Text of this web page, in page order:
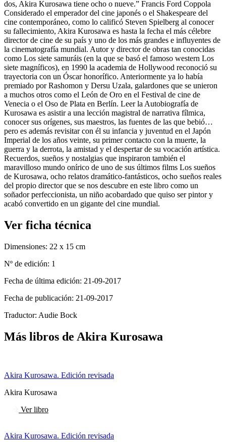
dos, Akira Kurosawa tiene ocho o nueve.” Francis Ford Coppola
Considerado el emperador del cine japonés o el Shakespeare del
cine contemporáneo, como lo calificó Steven Spielberg al conocer
su fallecimiento, Akira Kurosawa es hasta la fecha el más célebre
director de cine de su país y uno de los más grandes e influyentes de
la cinematografía mundial. Autor y director de obras tan conocidas
como Los siete samuráis (en la que se basó el famoso western Los
siete magníficos), en 1990 la academia de Hollywood reconoció su
trayectoria con un Óscar honorífico. Anteriormente ya lo había
premiado por Rashomon y Dersu Uzala, galardones que se unieron
a muchos otros como el León de Oro en el Festival de cine de
Venecia o el Oso de Plata en Berlín. Leer la Autobiografía de
Kurosawa es asistir a una lección magistral de narrativa fílmica,
conocer sus orígenes, sus maestros, las fuentes de las que bebió…
pero es además revisitar con él su infancia y juventud en el Japón
Imperial de los años veinte, su primer contacto con la muerte, la
guerra y la derrota, la amistad y el despertar de su vocación artística.
Recuerdos, sueños y nostalgias que inspiraron también el
maravilloso mundo onírico de uno de sus últimos films Los sueños
de Kurosawa, ocho relatos dramático-fantásticos, ocho sueños reales
del propio director que se nos descubre en este libro como un
soñador perfeccionista, un niño acobardado que quiso ser pintor y
acabó convertido en un gigante del cine mundial.
Ver ficha técnica
Dimensiones: 22 x 15 cm
Nº de edición: 1
Fecha de última edición: 21-09-2017
Fecha de publicación: 21-09-2017
Traductor: Audie Bock
Más libros de Akira Kurosawa
Akira Kurosawa. Edición revisada
Akira Kurosawa
Ver libro
Akira Kurosawa. Edición revisada